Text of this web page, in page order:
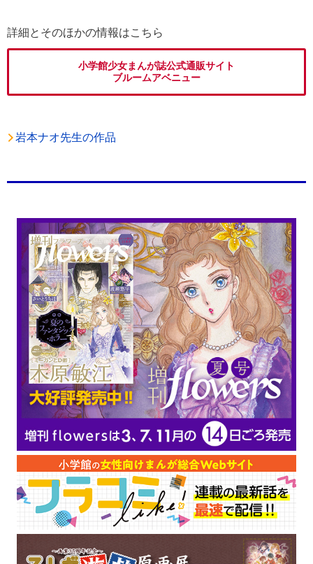
詳細とそのほかの情報はこちら
小学館少女まんが誌公式通販サイト
ブルームアベニュー
岩本ナオ先生の作品